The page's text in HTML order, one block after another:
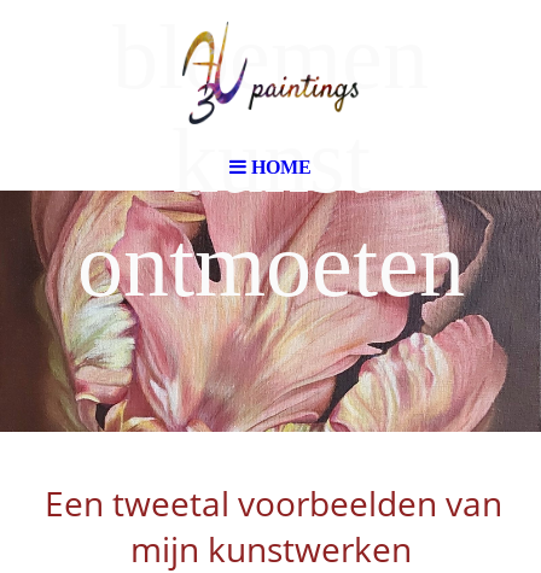
HOME
bloemen
kunst
ontmoeten
Een tweetal voorbeelden van
mijn kunstwerken